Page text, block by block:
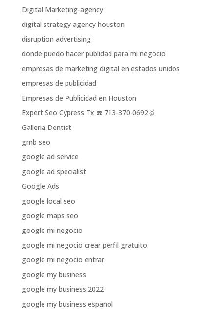
Digital Marketing-agency
digital strategy agency houston
disruption advertising
donde puedo hacer publidad para mi negocio
empresas de marketing digital en estados unidos
empresas de publicidad
Empresas de Publicidad en Houston
Expert Seo Cypress Tx ☎️ 713-370-0692🥇
Galleria Dentist
gmb seo
google ad service
google ad specialist
Google Ads
google local seo
google maps seo
google mi negocio
google mi negocio crear perfil gratuito
google mi negocio entrar
google my business
google my business 2022
google my business español